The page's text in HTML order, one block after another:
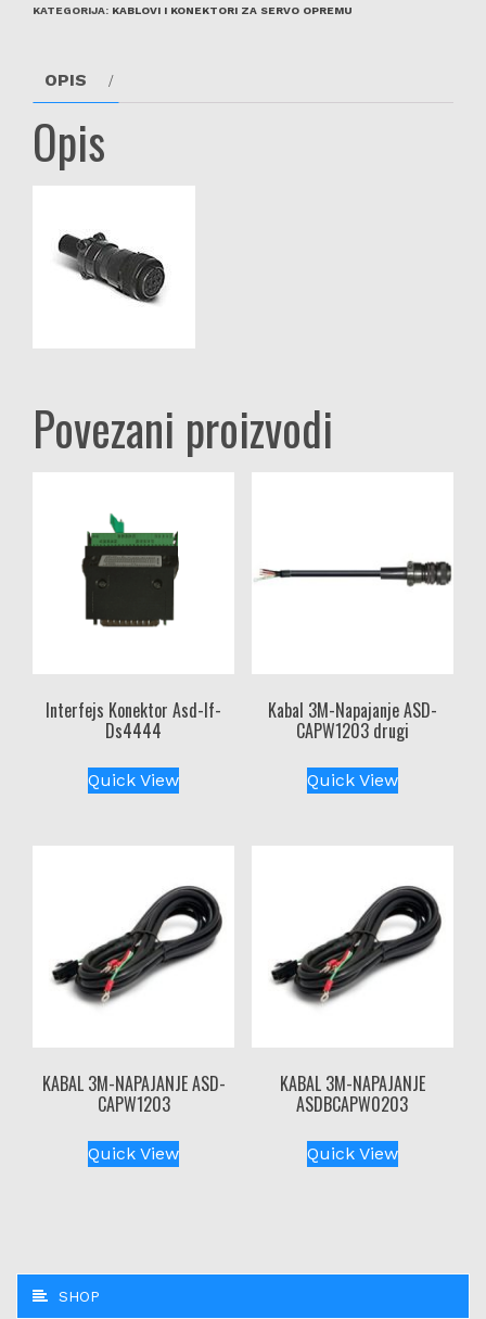
KATEGORIJA: KABLOVI I KONEKTORI ZA SERVO OPREMU
OPIS
Opis
Povezani proizvodi
Interfejs Konektor Asd-If-
Ds4444
Quick View
Kabal 3M-Napajanje ASD-
CAPW1203 drugi
Quick View
KABAL 3M-NAPAJANJE ASD-
CAPW1203
Quick View
KABAL 3M-NAPAJANJE
ASDBCAPW0203
Quick View
SHOP